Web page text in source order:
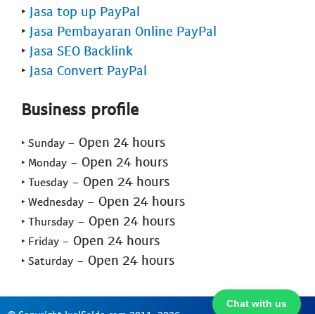
Chat with us
‣ Jasa top up PayPal
‣ Jasa Pembayaran Online PayPal
‣ Jasa SEO Backlink
‣ Jasa Convert PayPal
Business profile
‣ Sunday - Open 24 hours
‣ Monday - Open 24 hours
‣ Tuesday - Open 24 hours
‣ Wednesday - Open 24 hours
‣ Thursday - Open 24 hours
‣ Friday - Open 24 hours
‣ Saturday - Open 24 hours